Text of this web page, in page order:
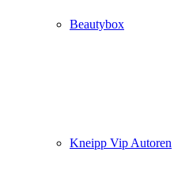
Beautybox
Kneipp Vip Autoren